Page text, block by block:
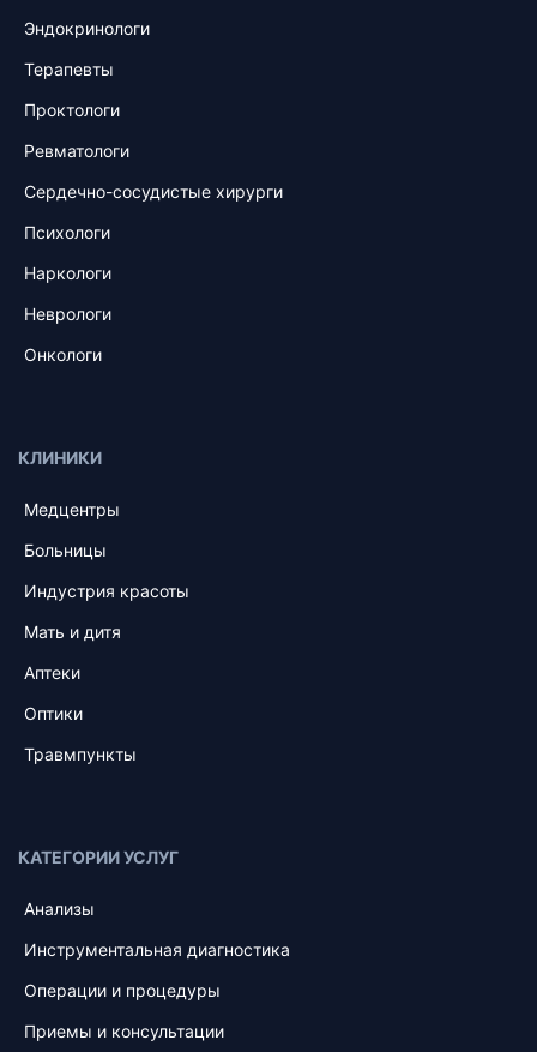
Эндокринологи
Терапевты
Проктологи
Ревматологи
Сердечно-сосудистые хирурги
Психологи
Наркологи
Неврологи
Онкологи
КЛИНИКИ
Медцентры
Больницы
Индустрия красоты
Мать и дитя
Аптеки
Оптики
Травмпункты
КАТЕГОРИИ УСЛУГ
Анализы
Инструментальная диагностика
Операции и процедуры
Приемы и консультации